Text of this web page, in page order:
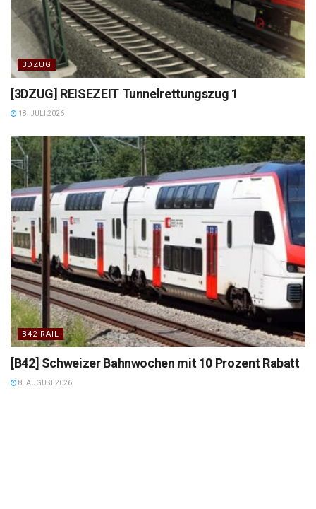
3DZUG
[3DZUG] REISEZEIT Tunnelrettungszug 1
18. JULI 2026
B42 RAIL
[B42] Schweizer Bahnwochen mit 10 Prozent Rabatt
8. AUGUST 2026